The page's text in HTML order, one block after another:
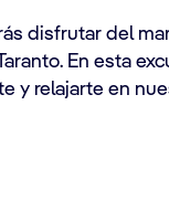
disfrutar del
En esta
y relajarte en